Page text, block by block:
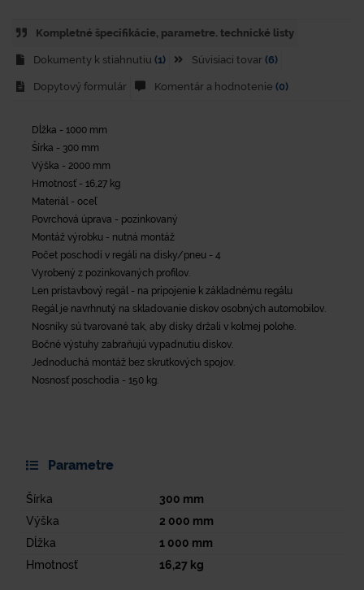
Kompletné špecifikácie, parametre. technické listy
Dokumenty k stiahnutiu (1) Súvisiaci tovar (6)
Dopytový formulár Komentár a hodnotenie (0)
Dĺžka - 1000 mm
Šírka - 300 mm
Výška - 2000 mm
Hmotnosť - 16,27 kg
Materiál - oceľ
Povrchová úprava - pozinkovaný
Montáž výrobku - nutná montáž
Počet poschodí v regáli na disky/pneu - 4
Vyrobený z pozinkovaných profilov.
Len prístavbový regál - na pripojenie k základnému regálu
Regál je navrhnutý na skladovanie diskov osobných automobilov.
Nosníky sú tvarované tak, aby disky držali v kolmej polohe.
Bočné výstuhy zabraňujú vypadnutiu diskov.
Jednoduchá montáž bez skrutkových spojov.
Nosnosť poschodia - 150 kg.
Parametre
Šírka 300 mm
Výška
2 000 mm
Dĺžka
1 000 mm
Hmotnosť
16,27kg